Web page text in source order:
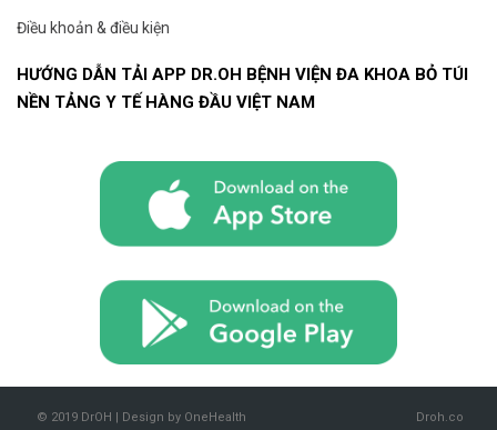
Điều khoản & điều kiện
HƯỚNG DẪN TẢI APP DR.OH BỆNH VIỆN ĐA KHOA BỎ TÚI
NỀN TẢNG Y TẾ HÀNG ĐẦU VIỆT NAM
© 2019 DrOH | Design by OneHealth Droh.co